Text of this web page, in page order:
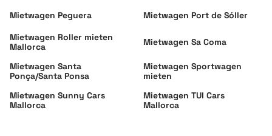
Mietwagen Peguera
Mietwagen Port de Sóller
Mietwagen Roller mieten
Mallorca
Mietwagen Sa Coma
Mietwagen Santa
Ponça/Santa Ponsa
Mietwagen Sportwagen
mieten
Mietwagen Sunny Cars
Mallorca
Mietwagen TUI Cars
Mallorca